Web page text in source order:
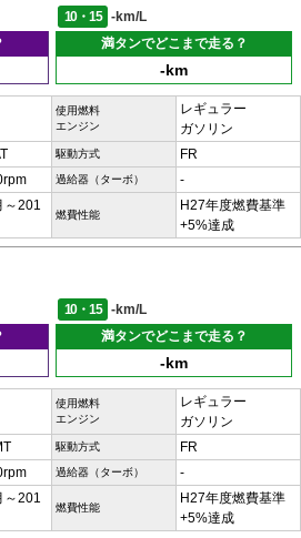
10・15
-km/L
満タンでどこまで走る？
-km
使用燃料
エンジン
レギュラー
ガソリン
駆動方式 FR
過給器（ターボ） -
～201
燃費性能
H27年度燃費基準
+5%達成
10・15
-km/L
満タンでどこまで走る？
-km
使用燃料
エンジン
レギュラー
ガソリン
駆動方式 FR
過給器（ターボ） -
～201
燃費性能
H27年度燃費基準
+5%達成